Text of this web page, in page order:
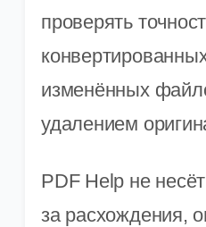
проверять
изменённых
удалением
PDF Help не
за расхождения,